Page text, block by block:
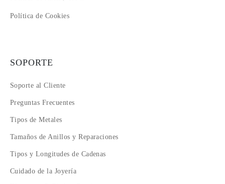
Política de Cookies
SOPORTE
Soporte al Cliente
Preguntas Frecuentes
Tipos de Metales
Tamaños de Anillos y Reparaciones
Tipos y Longitudes de Cadenas
Cuidado de la Joyería